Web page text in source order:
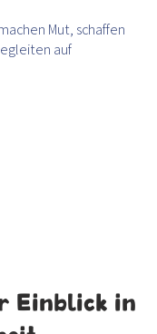
Mut, schaffen
auf
Einblick in